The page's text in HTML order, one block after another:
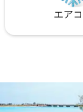
央空調システムが
エア